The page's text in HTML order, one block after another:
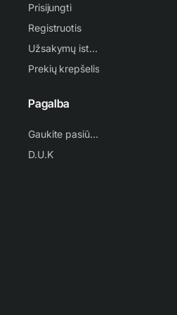
Prisijungti
Registruotis
Užsakymų istorija
Prekių krepšelis
Pagalba
Gaukite pasiūlymą
D.U.K